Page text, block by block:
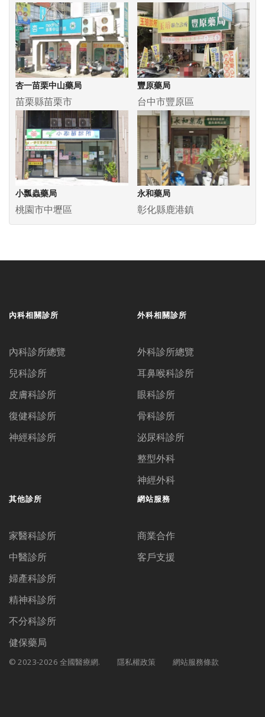
杏一苗栗中山藥局
苗栗縣苗栗市
豐原藥局
台中市豐原區
小瓢蟲藥局
桃園市中壢區
永和藥局
彰化縣鹿港鎮
內科相關診所
內科診所總覽
兒科診所
皮膚科診所
復健科診所
神經科診所
外科相關診所
外科診所總覽
耳鼻喉科診所
眼科診所
骨科診所
泌尿科診所
整型外科
神經外科
其他診所
家醫科診所
中醫診所
婦產科診所
精神科診所
不分科診所
健保藥局
網站服務
商業合作
客戶支援
© 2023-2026 全國醫療網. 隱私權政策 網站服務條款